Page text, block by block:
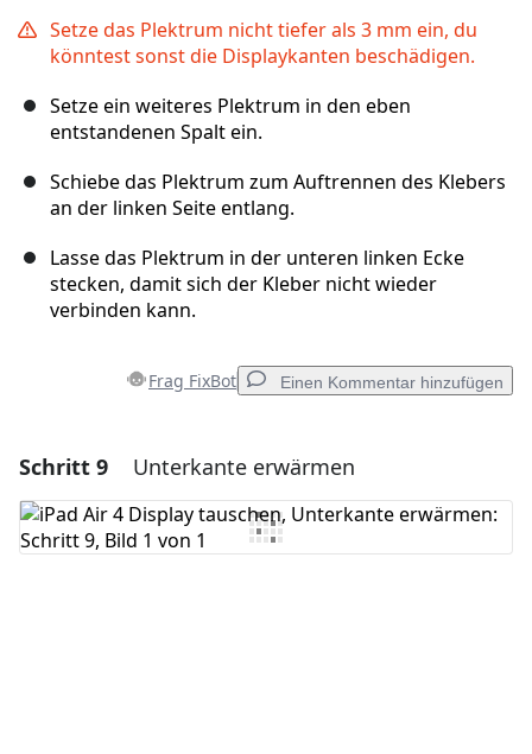
Setze das Plektrum nicht tiefer als 3 mm ein, du
könntest sonst die Displaykanten beschädigen.
Setze ein weiteres Plektrum in den eben
entstandenen Spalt ein.
Schiebe das Plektrum zum Auftrennen des Klebers
an der linken Seite entlang.
Lasse das Plektrum in der unteren linken Ecke
stecken, damit sich der Kleber nicht wieder
verbinden kann.
Frag FixBot Einen Kommentar hinzufügen
Einen Kommentar hinzufügen
Kommentar hinzufügen
Schritt 9 Unterkante erwärmen